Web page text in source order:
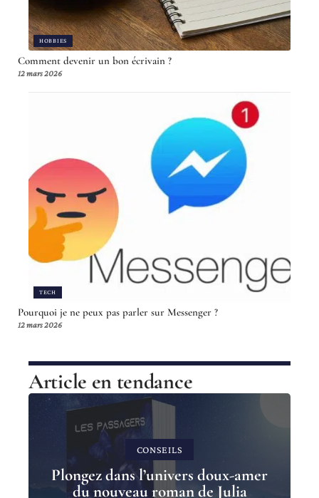
HOBBIES
Comment devenir un bon écrivain ?
12 mars 2026
TECH
Pourquoi je ne peux pas parler sur Messenger ?
12 mars 2026
Article en tendance
CONSEILS
Plongez dans l’univers doux-amer
du nouveau roman de Julia